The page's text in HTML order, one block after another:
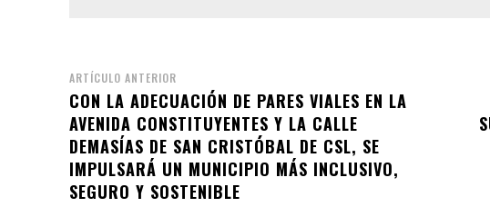
ARTÍCULO ANTERIOR
CON LA ADECUACIÓN DE PARES VIALES EN LA
AVENIDA CONSTITUYENTES Y LA CALLE
DEMASÍAS DE SAN CRISTÓBAL DE CSL, SE
IMPULSARÁ UN MUNICIPIO MÁS INCLUSIVO,
SEGURO Y SOSTENIBLE